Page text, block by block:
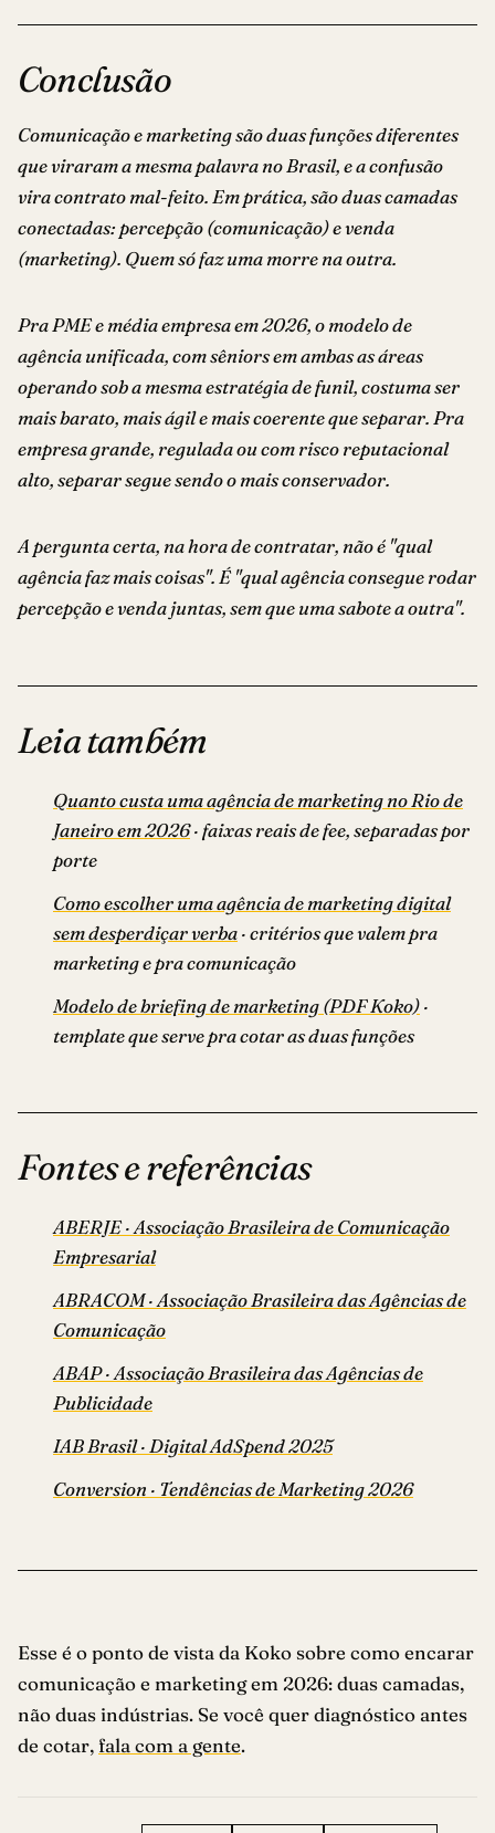
Conclusão
Comunicação e marketing são duas funções diferentes
que viraram a mesma palavra no Brasil, e a confusão
vira contrato mal-feito. Em prática, são duas camadas
conectadas: percepção (comunicação) e venda
(marketing). Quem só faz uma morre na outra.
Pra PME e média empresa em 2026, o modelo de
agência unificada, com sêniors em ambas as áreas
operando sob a mesma estratégia de funil, costuma ser
mais barato, mais ágil e mais coerente que separar. Pra
empresa grande, regulada ou com risco reputacional
alto, separar segue sendo o mais conservador.
A pergunta certa, na hora de contratar, não é "qual
agência faz mais coisas". É "qual agência consegue rodar
percepção e venda juntas, sem que uma sabote a outra".
Leia também
Quanto custa uma agência de marketing no Rio de
Janeiro em 2026· faixas reais de fee, separadas por
porte
Como escolher uma agência de marketing digital
sem desperdiçar verba· critérios que valem pra
marketing e pra comunicação
Modelo de briefing de marketing (PDF Koko)·
template que serve pra cotar as duas funções
Fontes e referências
ABERJE · Associação Brasileira de Comunicação
Empresarial
ABRACOM · Associação Brasileira das Agências de
Comunicação
ABAP · Associação Brasileira das Agências de
Publicidade
IAB Brasil · Digital AdSpend 2025
Conversion · Tendências de Marketing 2026
Esse é o ponto de vista da Koko sobre como encarar
comunicação e marketing em 2026: duas camadas,
não duas indústrias. Se você quer diagnóstico antes
de cotar, fala com a gente.